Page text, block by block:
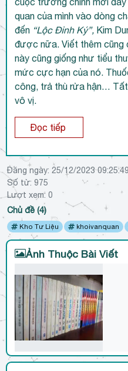
quan của mình vào dòng
đến“Lộc Đỉnh Ký”,Kim
được nữa. Viết thêm cũng
này cũng giống như tiểu
mức cực hạn của nó.
công, trả thù rửa hận…
vô vị.
Đọc tiếp
Đăng ngày: 25/12/2023 09:25:49
Số từ: 975
Lượt xem: 0
Chủ đề (4)
Kho Tư Liệu khoivanquan
Ảnh Thuộc Bài Viết